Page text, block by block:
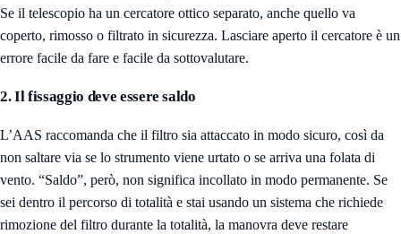
Se il telescopio ha un cercatore ottico separato, anche quello va
coperto, rimosso o filtrato in sicurezza. Lasciare aperto il cercatore è un
errore facile da fare e facile da sottovalutare.
2. Il fissaggio deve essere saldo
L’AAS raccomanda che il filtro sia attaccato in modo sicuro, così da
non saltare via se lo strumento viene urtato o se arriva una folata di
vento. “Saldo”, però, non significa incollato in modo permanente. Se
sei dentro il percorso di totalità e stai usando un sistema che richiede
rimozione del filtro durante la totalità, la manovra deve restare